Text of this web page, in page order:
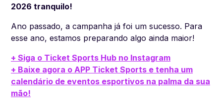
2026 tranquilo!
Ano passado, a campanha já foi um sucesso. Para
esse ano, estamos preparando algo ainda maior!
+ Siga o Ticket Sports Hub no Instagram
+ Baixe agora o APP Ticket Sports e tenha um
calendário de eventos esportivos na palma da sua
mão!